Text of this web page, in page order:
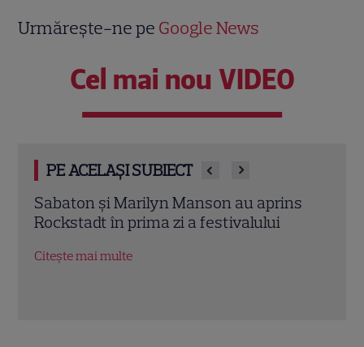
Urmărește-ne pe Google News
Cel mai nou VIDEO
PE ACELAȘI SUBIECT
De ce să citești “Soți și amanți”? O
poveste despre iubiri imposibile și